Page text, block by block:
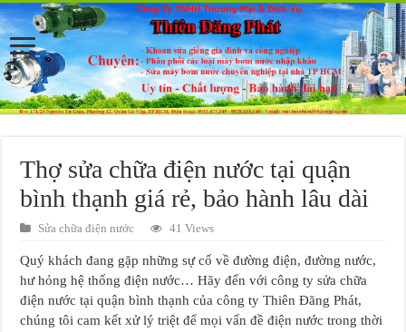
Thợ sửa chữa điện nước tại quận
bình thạnh giá rẻ, bảo hành lâu dài
Sửa chữa điện nước 41 Views
Quý khách đang gặp những sự cố về đường điện, đường nước,
hư hỏng hệ thống điện nước… Hãy đến với công ty sửa chữa
điện nước tại quận bình thạnh của công ty Thiên Đăng Phát,
chúng tôi cam kết xử lý triệt để mọi vấn đề điện nước trong thời